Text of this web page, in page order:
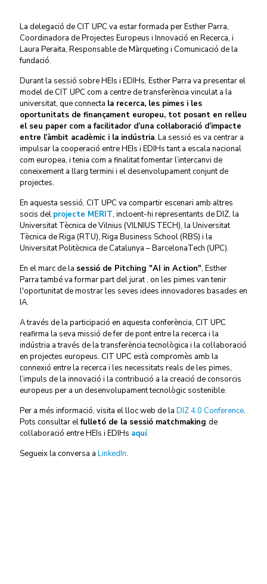
La delegació de CIT UPC va estar formada per Esther Parra,
Coordinadora de Projectes Europeus i Innovació en Recerca, i
Laura Peraita, Responsable de Màrqueting i Comunicació de la
fundació.
Durant la sessió sobre HEIs i EDIHs, Esther Parra va presentar el
model de CIT UPC com a centre de transferència vinculat a la
universitat, que connecta la recerca, les pimes i les
oportunitats de finançament europeu, tot posant en relleu
el seu paper com a facilitador d’una col·laboració d’impacte
entre l’àmbit acadèmic i la indústria. La sessió es va centrar a
impulsar la cooperació entre HEIs i EDIHs tant a escala nacional
com europea, i tenia com a finalitat fomentar l’intercanvi de
coneixement a llarg termini i el desenvolupament conjunt de
projectes.
En aquesta sessió, CIT UPC va compartir escenari amb altres
socis del projecte MERIT, incloent-hi representants de DIZ, la
Universitat Tècnica de Vilnius (VILNIUS TECH), la Universitat
Tècnica de Riga (RTU), Riga Business School (RBS) i la
Universitat Politècnica de Catalunya – BarcelonaTech (UPC).
En el marc de la sessió de Pitching "AI in Action", Esther
Parra també va formar part del jurat , on les pimes van tenir
l'oportunitat de mostrar les seves idees innovadores basades en
IA.
A través de la participació en aquesta conferència, CIT UPC
reafirma la seva missió de fer de pont entre la recerca i la
indústria a través de la transferència tecnològica i la col·laboració
en projectes europeus. CIT UPC està compromès amb la
connexió entre la recerca i les necessitats reals de les pimes,
l’impuls de la innovació i la contribució a la creació de consorcis
europeus per a un desenvolupament tecnològic sostenible.
Per a més informació, visita el lloc web de la DIZ 4.0 Conference.
Pots consultar elfulletó de la sessió matchmaking de
col·laboració entre HEIs i EDIHs aquí.
Segueix la conversa a LinkedIn.